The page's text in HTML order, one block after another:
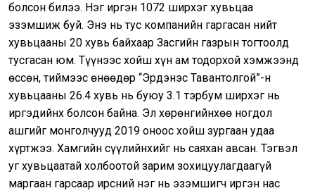
болсон билээ. Нэг иргэн 1072 ширхэг хувьцаа
эзэмшиж буй. Энэ нь тус компанийн гаргасан нийт
хувьцааны 20 хувь байхаар Засгийн газрын тогтоолд
тусгасан юм. Түүнээс хойш хүн ам тодорхой хэмжээнд
өссөн, тиймээс өнөөдөр “Эрдэнэс Тавантолгой”-н
хувьцааны 26.4 хувь нь буюу 3.1 тэрбум ширхэг нь
иргэдийнх болсон байна. Эл хөрөнгийнхөө ногдол
ашгийг монголчууд 2019 оноос хойш зургаан удаа
хүртжээ. Хамгийн сүүлийнхийг нь саяхан авсан. Тэгвэл
уг хувьцаатай холбоотой зарим зохицуулагдаагүй
маргаан гарсаар ирсний нэг нь эзэмшигч иргэн нас